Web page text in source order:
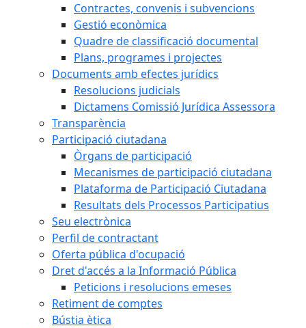
Contractes, convenis i subvencions
Gestió econòmica
Quadre de classificació documental
Plans, programes i projectes
Documents amb efectes jurídics
Resolucions judicials
Dictamens Comissió Jurídica Assessora
Transparència
Participació ciutadana
Òrgans de participació
Mecanismes de participació ciutadana
Plataforma de Participació Ciutadana
Resultats dels Processos Participatius
Seu electrònica
Perfil de contractant
Oferta pública d'ocupació
Dret d'accés a la Informació Pública
Peticions i resolucions emeses
Retiment de comptes
Bústia ètica